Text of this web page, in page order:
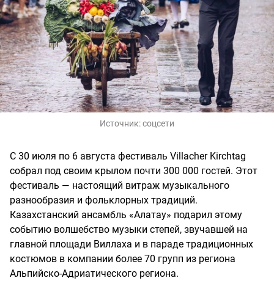
Источник:соцсети
С 30 июля по 6 августа фестиваль Villacher Kirchtag
собрал под своим крылом почти 300 000 гостей. Этот
фестиваль — настоящий витраж музыкального
разнообразия и фольклорных традиций.
Казахстанский ансамбль «Алатау» подарил этому
событию волшебство музыки степей, звучавшей на
главной площади Виллаха и в параде традиционных
костюмов в компании более 70 групп из региона
Альпийско-Адриатического региона.